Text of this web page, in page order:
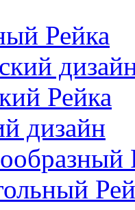
Рейка
Рейка
дизайн